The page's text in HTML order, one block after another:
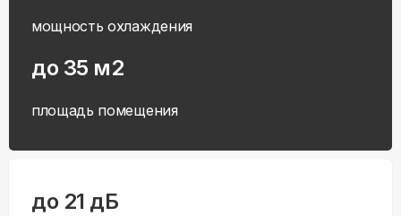
мощность охлаждения
до 35 м2
площадь помещения
до 21 дБ